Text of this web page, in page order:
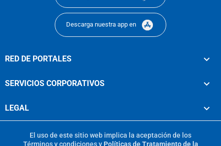
Descarga nuestra app en
RED DE PORTALES
SERVICIOS CORPORATIVOS
LEGAL
El uso de este sitio web implica la aceptación de los
Términos y condicionesy Políticas de Tratamiento de la